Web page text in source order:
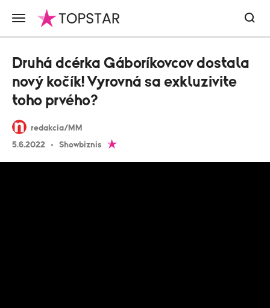
redakcia/MM
5.6.2022
Showbiznis
Druhá dcérka Gáboríkovcov dostala
nový kočík! Vyrovná sa exkluzivite
toho prvého?